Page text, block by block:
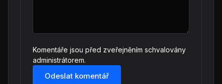
Komentáře jsou před zveřejněním schvalovány
administrátorem.
Odeslat komentář